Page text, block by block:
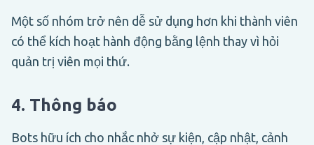
Một số nhóm trở nên dễ sử dụng hơn khi thành viên
có thể kích hoạt hành động bằng lệnh thay vì hỏi
quản trị viên mọi thứ.
4. Thông báo
Bots hữu ích cho nhắc nhở sự kiện, cập nhật, cảnh